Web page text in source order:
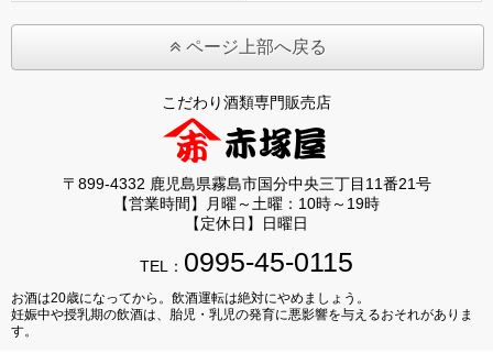
ページ上部へ戻る
こだわり酒類専門販売店
〒899-4332 鹿児島県霧島市国分中央三丁目11番21号
【営業時間】月曜～土曜：10時～19時
【定休日】日曜日
TEL： 0995-45-0115
お酒は20歳になってから。飲酒運転は絶対にやめましょう。
妊娠中や授乳期の飲酒は、胎児・乳児の発育に悪影響を与えるおそれがありま
す。